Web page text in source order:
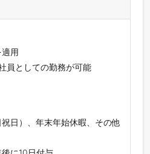
用
員としての勤務が可能
日）、年末年始休暇、その他